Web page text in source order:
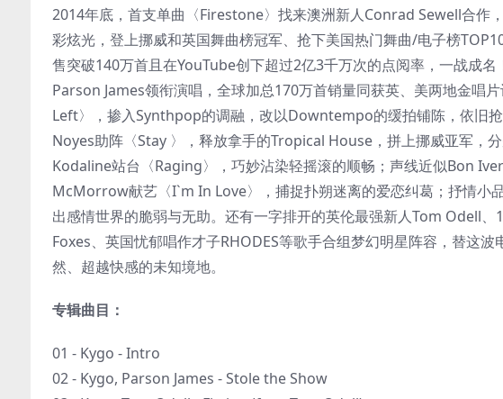
2014年底，首支单曲〈Firestone〉找来澳洲新人Conrad Sewell合
彩炫光，登上挪威和英国舞曲榜冠军、抢下美国热门舞曲/电子榜
售突破140万首且在YouTube创下超过2亿3千万次的点阅率，一战成
Parson James领衔演唱，全球加总170万首销量同获英、美两地金唱
Left〉，掺入Synthpop的调融，改以Downtempo的缓拍铺陈，依旧
Noyes助阵〈Stay 〉，释放拿手的Tropical House，拼上挪威亚军，
Kodaline站台〈Raging〉，巧妙沾染轻摇滚的顺畅；声线近似Bon
McMorrow献艺〈I`m In Love〉，捕捉扑朔迷离的爱恋纠葛；抒情小
出感情世界的脆弱与无助。还有一字排开的英伦最强新人Tom Odell
Foxes、英国忧郁唱作才子RHODES等歌手合组梦幻明星阵容，替这
然、超越快感的未知境地。
专辑曲目：
01 - Kygo - Intro
02 - Kygo, Parson James - Stole the Show